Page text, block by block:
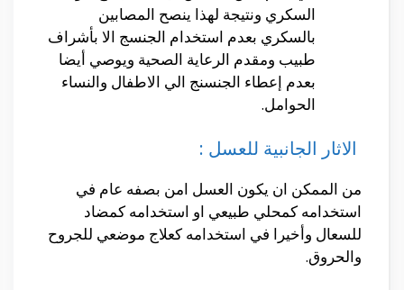
السكري ونتيجة لهذا ينصح المصابين
بالسكري بعدم استخدام الجنسج الا بأشراف
طبيب ومقدم الرعاية الصحية ويوصي أيضا
بعدم إعطاء الجنسنج الي الاطفال والنساء
الحوامل.
الاثار الجانبية للعسل :
من الممكن ان يكون العسل امن بصفه عام في
استخدامه كمحلي طبيعي او استخدامه كمضاد
للسعال وأخيرا في استخدامه كعلاج موضعي للجروح
والحروق.